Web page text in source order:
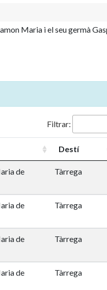
Maria i el seu germà
Filtrar:
Destí
de Tàrrega
de Tàrrega
de Tàrrega
de Tàrrega